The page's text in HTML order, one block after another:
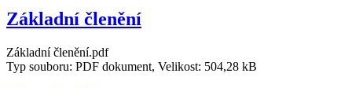
Základní členění
Základní členění.pdf
Typ souboru: PDF dokument, Velikost: 504,28 kB